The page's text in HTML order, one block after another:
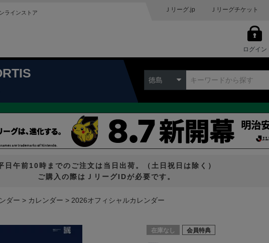
ラインストア Ｊリーグ.jp Ｊリーグチケット
ログイン
徳島
日午前10時までのご注文は当日出荷。（土日祝日は除く）
ご購入の際はＪリーグIDが必要です。
ダー カレンダー 2026オフィシャルカレンダー
在庫なし 会員特典